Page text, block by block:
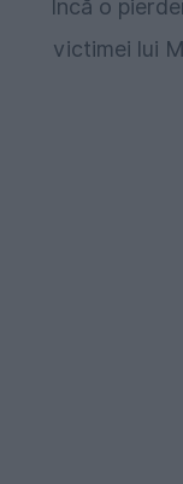
Încă o
victimei lui